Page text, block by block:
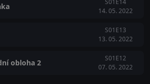
S01E14
14. 05. 2022
S01E13
13. 05. 2022
obloha 2
S01E12
07. 05. 2022